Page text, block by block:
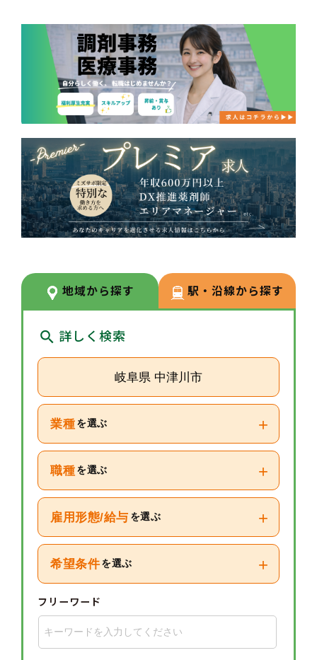
地域から探す 駅・沿線から探す
詳しく検索
岐阜県 中津川市
業種 を選ぶ +
職種 を選ぶ +
雇用形態/給与 を選ぶ +
希望条件 を選ぶ +
フリーワード